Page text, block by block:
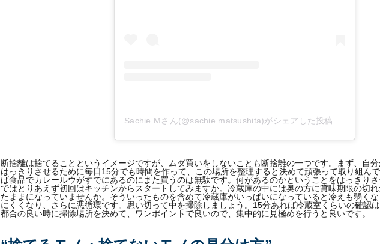
Sachie Mさん(@sachie.matsushita)がシェアした投稿
断捨離は捨てることというイメージですが、ムダ買いをしないことも断捨離の一つです。まず、自
はっきりさせるために毎日15分でも時間を作って、この場所を整理すると決めて頑張って取り組ん
ば食品でカレールウがすでにあるのにまた買うのは無駄です。何があるのかということをはっきりさ
ではとりあえず初回はキッチンからスタートしてみますか。冷蔵庫の中には奥の方に賞味期限の切
たままになっていませんか。そういったものを含めて冷蔵庫がいっぱいになっていると冷えも弱く
にくくなり、さらに悪循環です。思い切って中を掃除しましょう。15分あれば冷蔵室くらいの確認
都合の良い時に掃除場所を決めて、ワンポイントで良いので、集中的に見極めを行うと良いです。